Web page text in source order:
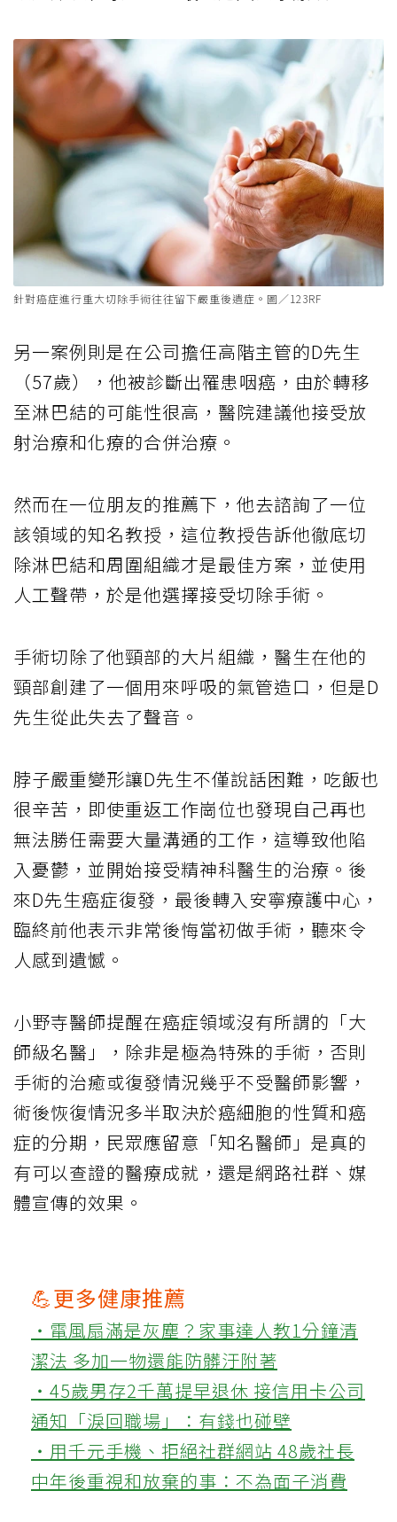
針對癌症進行重大切除手術往往留下嚴重後遺症。圖／123RF
另一案例則是在公司擔任高階主管的D先生
（57歲），他被診斷出罹患咽癌，由於轉移
至淋巴結的可能性很高，醫院建議他接受放
射治療和化療的合併治療。
然而在一位朋友的推薦下，他去諮詢了一位
該領域的知名教授，這位教授告訴他徹底切
除淋巴結和周圍組織才是最佳方案，並使用
人工聲帶，於是他選擇接受切除手術。
手術切除了他頸部的大片組織，醫生在他的
頸部創建了一個用來呼吸的氣管造口，但是D
先生從此失去了聲音。
脖子嚴重變形讓D先生不僅說話困難，吃飯也
很辛苦，即使重返工作崗位也發現自己再也
無法勝任需要大量溝通的工作，這導致他陷
入憂鬱，並開始接受精神科醫生的治療。後
來D先生癌症復發，最後轉入安寧療護中心，
臨終前他表示非常後悔當初做手術，聽來令
人感到遺憾。
小野寺醫師提醒在癌症領域沒有所謂的「大
師級名醫」，除非是極為特殊的手術，否則
手術的治癒或復發情況幾乎不受醫師影響，
術後恢復情況多半取決於癌細胞的性質和癌
症的分期，民眾應留意「知名醫師」是真的
有可以查證的醫療成就，還是網路社群、媒
體宣傳的效果。
💪更多健康推薦
‧電風扇滿是灰塵？家事達人教1分鐘清
潔法 多加一物還能防髒汙附著
‧45歲男存2千萬提早退休 接信用卡公司
通知「淚回職場」：有錢也碰壁
‧用千元手機、拒絕社群網站 48歲社長
中年後重視和放棄的事：不為面子消費